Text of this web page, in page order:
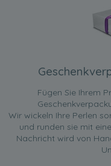
Fügen Sie Ihrem
Wir wickeln Ihre Perlen
und runden sie mit
Nachricht wird von